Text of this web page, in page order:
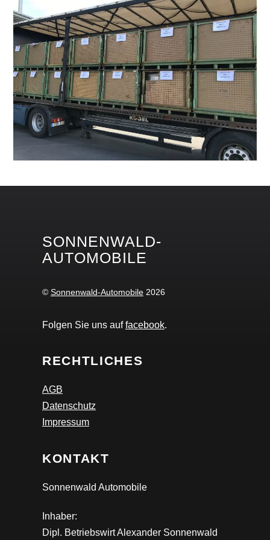
SONNENWALD-
AUTOMOBILE
© Sonnenwald-Automobile2026
Folgen Sie uns auffacebook.
RECHTLICHES
AGB
Datenschutz
Impressum
KONTAKT
Sonnenwald Automobile
Inhaber:
Dipl. Betriebswirt Alexander Sonnenwald